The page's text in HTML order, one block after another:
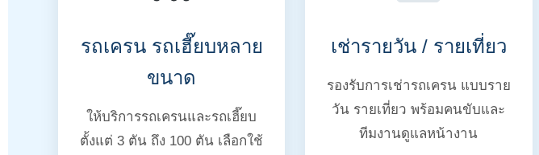
รถเครน รถเฮี๊ยบหลาย
ขนาด
ให้บริการรถเครนและรถเฮี๊ยบ
ตั้งแต่ 3 ตัน ถึง 100 ตัน เลือกใช้
เช่ารายวัน / รายเที่ยว
รองรับการเช่ารถเครน แบบราย
วัน รายเที่ยว พร้อมคนขับและ
ทีมงานดูแลหน้างาน